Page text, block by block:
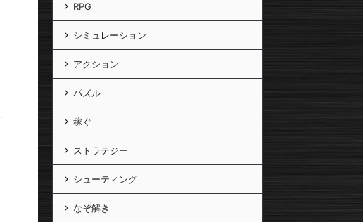
RPG
シミュレーション
アクション
パズル
稼ぐ
ストラテジー
シューティング
なぞ解き